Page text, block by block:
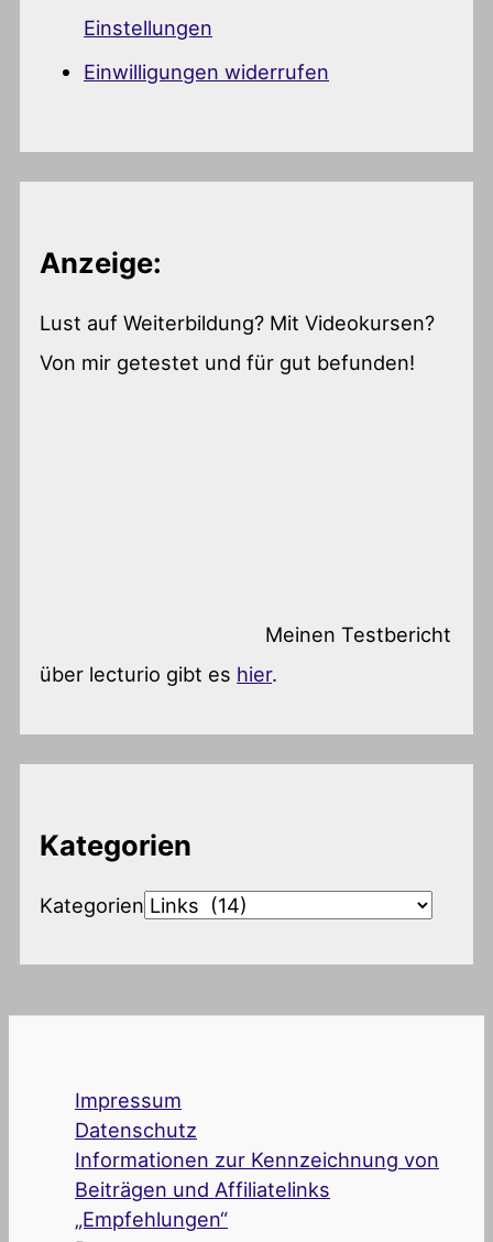
Einstellungen
Einwilligungen widerrufen
Anzeige:
Lust auf Weiterbildung? Mit Videokursen?
Von mir getestet und für gut befunden!
Meinen Testbericht
über lecturio gibt es hier.
Kategorien
Kategorien
Impressum
Datenschutz
Informationen zur Kennzeichnung von
Beiträgen und Affiliatelinks
„Empfehlungen“